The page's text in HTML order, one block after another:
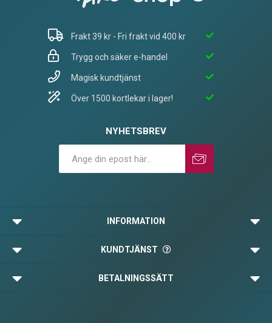
Frakt 39 kr - Fri frakt vid 400 kr
Trygg och säker e-handel
Magisk kundtjänst
Över 1500 kortlekar i lager!
NYHETSBREV
INFORMATION
KUNDTJÄNST
BETALNINGSSÄTT